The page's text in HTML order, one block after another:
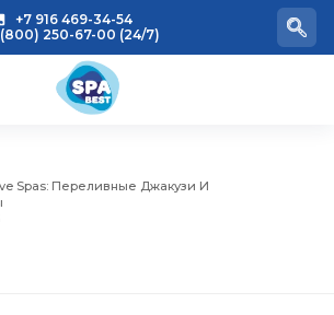
+7 916 469-34-54
250-67-00 (24/7)
Spas: Переливные Джакузи И